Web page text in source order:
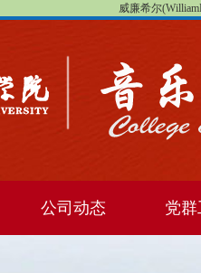
威廉希尔
公司动态 党